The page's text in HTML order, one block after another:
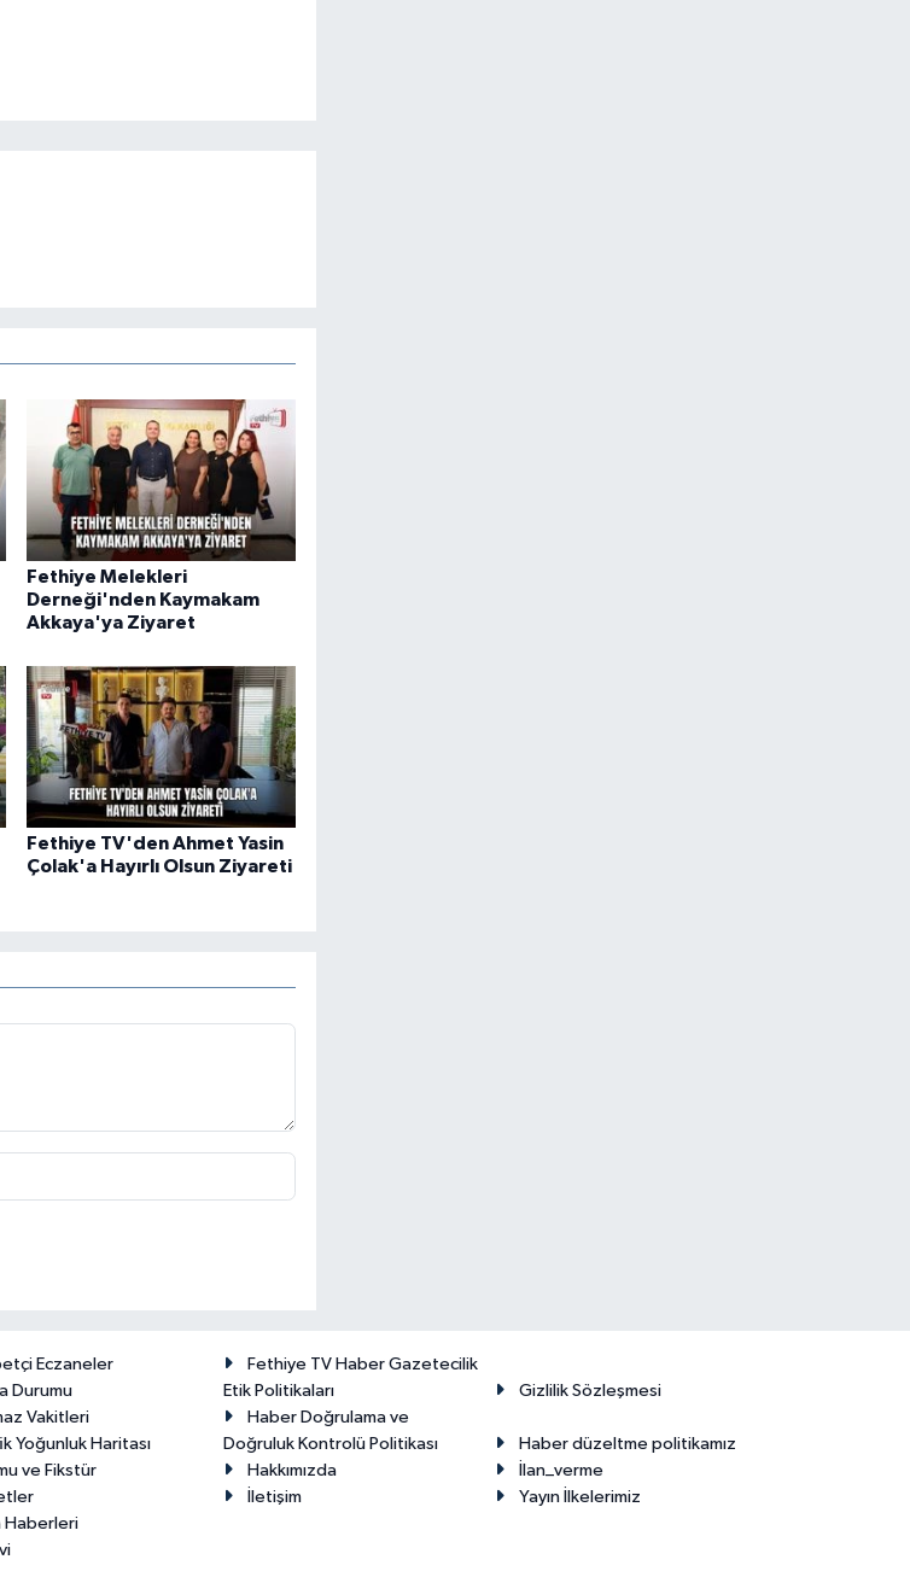
Fethiye Melekleri
Derneği'nden Kaymakam
Akkaya'ya Ziyaret
Fethiye TV'den Ahmet Yasin
Çolak'a Hayırlı Olsun Ziyareti
Eczaneler
Durumu
Vakitleri
Yoğunluk Haritası
ve Fikstür
Haberleri
Fethiye TV Haber Gazetecilik
Etik Politikaları
Gizlilik Sözleşmesi
Haber Doğrulama ve
Doğruluk Kontrolü Politikası
Haber düzeltme politikamız
Hakkımızda
İlan_verme
İletişim
Yayın İlkelerimiz